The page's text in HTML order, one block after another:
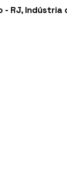
- RJ, Indústria